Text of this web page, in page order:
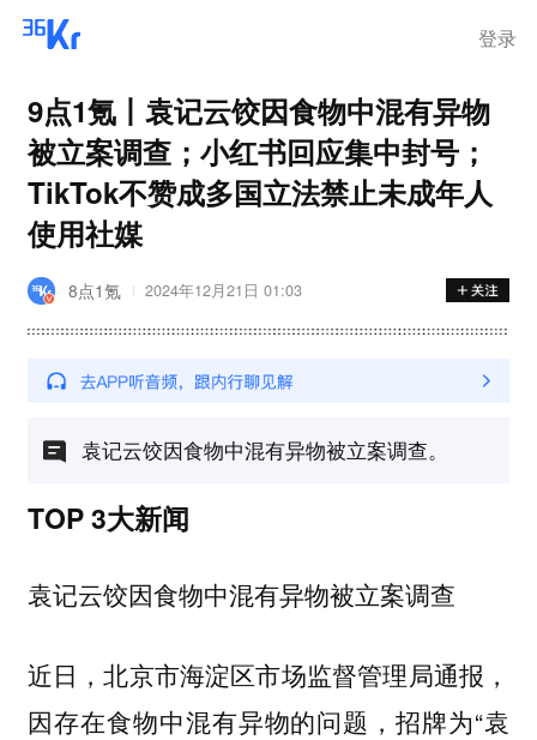
登录
9点1氪丨袁记云饺因食物中混有异物
被立案调查；小红书回应集中封号；
TikTok不赞成多国立法禁止未成年人
使用社媒
8点1氪 2024年12月21日 01:03
袁记云饺因食物中混有异物被立案调查。
TOP 3大新闻
袁记云饺因食物中混有异物被立案调查
近日，北京市海淀区市场监督管理局通报，
因存在食物中混有异物的问题，招牌为“袁